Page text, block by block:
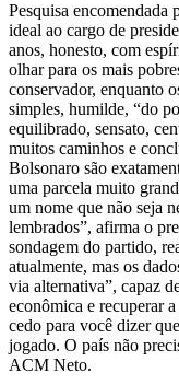
Pesquisa
ideal ao cargo de
anos, honesto, com
olhar para os mais
conservador, enquanto
simples, humilde, “do
equilibrado, sensato,
muitos caminhos e
Bolsonaro são
uma parcela muito
um nome que não seja
lembrados”, afirma o
sondagem do partido,
atualmente, mas os
via alternativa”, capaz
econômica e recuperar
cedo para você dizer
jogado. O país não
ACM Neto.